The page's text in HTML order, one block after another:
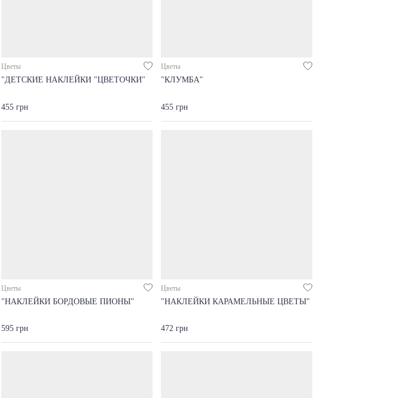
Цветы
"ДЕТСКИЕ НАКЛЕЙКИ "ЦВЕТОЧКИ"
455 грн
Цветы
"КЛУМБА"
455 грн
Цветы
"НАКЛЕЙКИ БОРДОВЫЕ ПИОНЫ"
595 грн
Цветы
"НАКЛЕЙКИ КАРАМЕЛЬНЫЕ ЦВЕТЫ"
472 грн